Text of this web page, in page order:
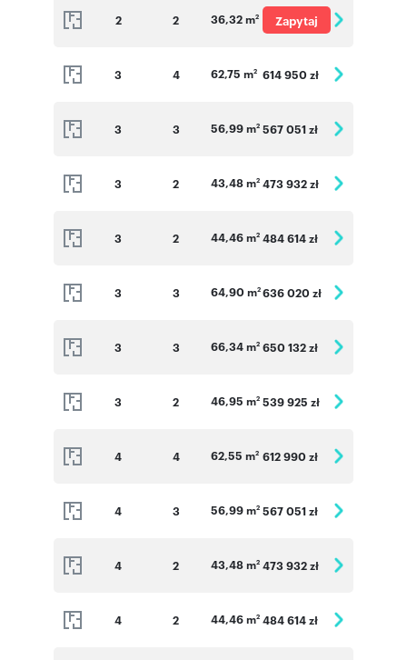
2 2 36,32 m2
Zapytaj
3 4 62,75 m2 614 950 zł
3 3 56,99 m2 567 051 zł
3 2 43,48 m2 473 932 zł
3 2 44,46 m2 484 614 zł
3 3 64,90 m2 636 020 zł
3 3 66,34 m2 650 132 zł
3 2 46,95 m2 539 925 zł
4 4 62,55 m2 612 990 zł
4 3 56,99 m2 567 051 zł
4 2 43,48 m2 473 932 zł
4 2 44,46 m2 484 614 zł